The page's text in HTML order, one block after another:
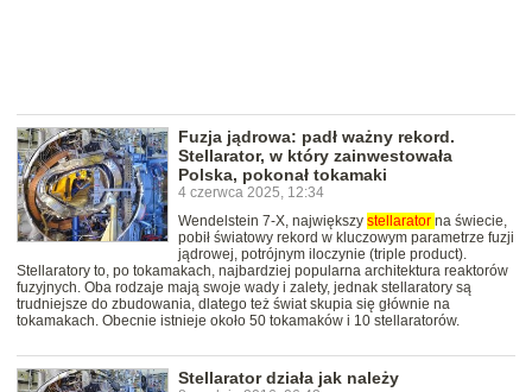
Fuzja jądrowa: padł ważny rekord.
Stellarator, w który zainwestowała
Polska, pokonał tokamaki
4 czerwca 2025, 12:34
Wendelstein 7-X, największy stellarator na świecie,
pobił światowy rekord w kluczowym parametrze fuzji
jądrowej, potrójnym iloczynie (triple product).
Stellaratory to, po tokamakach, najbardziej popularna architektura reaktorów
fuzyjnych. Oba rodzaje mają swoje wady i zalety, jednak stellaratory są
trudniejsze do zbudowania, dlatego też świat skupia się głównie na
tokamakach. Obecnie istnieje około 50 tokamaków i 10 stellaratorów.
Stellarator działa jak należy